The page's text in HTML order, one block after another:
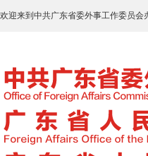
欢迎来到中共广东省委外事工作委员会